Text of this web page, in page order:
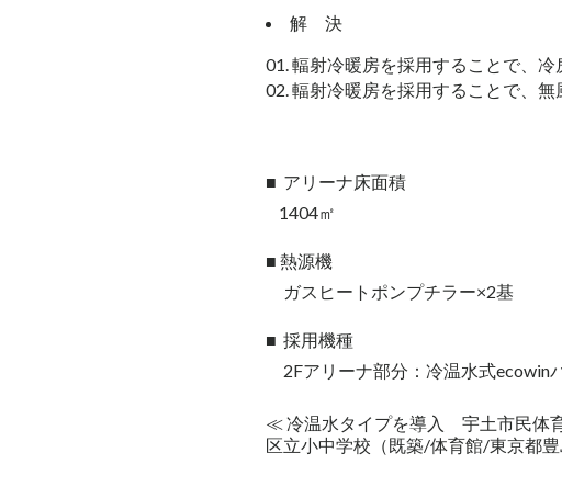
解 決
輻射冷暖房を採用することで、冷
輻射冷暖房を採用することで、無
■ アリーナ床面積
1404㎡
■ 熱源機
ガスヒートポンプチラー×2基
■ 採用機種
2Fアリーナ部分：冷温水式ecowin
≪ 冷温水タイプを導入 宇土市民体
区立小中学校（既築/体育館/東京都